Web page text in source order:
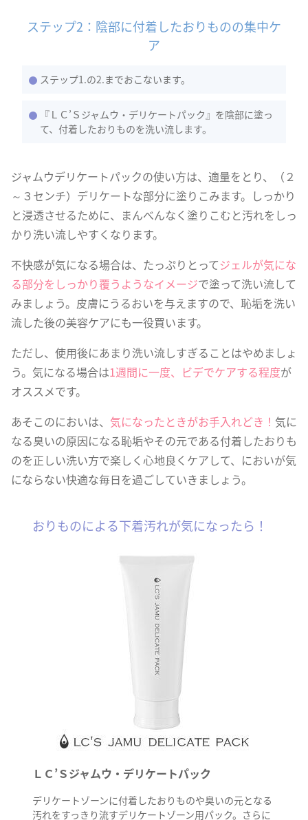
ステップ2：陰部に付着したおりものの集中ケ
ア
ステップ1.の2.までおこないます。
『ＬＣ’Ｓジャムウ・デリケートパック』を陰部に塗っ
て、付着したおりものを洗い流します。
ジャムウデリケートパックの使い方は、適量をとり、（２
～３センチ）デリケートな部分に塗りこみます。しっかり
と浸透させるために、まんべんなく塗りこむと汚れをしっ
かり洗い流しやすくなります。
不快感が気になる場合は、たっぷりとってジェルが気にな
る部分をしっかり覆うようなイメージで塗って洗い流して
みましょう。皮膚にうるおいを与えますので、恥垢を洗い
流した後の美容ケアにも一役買います。
ただし、使用後にあまり洗い流しすぎることはやめましょ
う。気になる場合は1週間に一度、ビデでケアする程度が
オススメです。
あそこのにおいは、 気になったときがお手入れどき！ 気に
なる臭いの原因になる恥垢やその元である付着したおりも
のを正しい洗い方で楽しく心地良くケアして、においが気
にならない快適な毎日を過ごしていきましょう。
おりものによる下着汚れが気になったら！
ＬＣ’Ｓジャムウ・デリケートパック
デリケートゾーンに付着したおりものや臭いの元となる
汚れをすっきり流すデリケートゾーン用パック。さらに